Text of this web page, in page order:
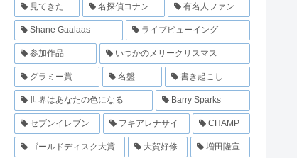
見てきた 名探偵コナン 有名人ファン
Shane Gaalaas ライブビューイング
参加作品 いつかのメリークリスマス
グラミー賞 名盤 書き起こし
世界はあなたの色になる Barry Sparks
セブンイレブン フキアレナサイ CHAMP
ゴールドディスク大賞 大賀好修 増田隆宣